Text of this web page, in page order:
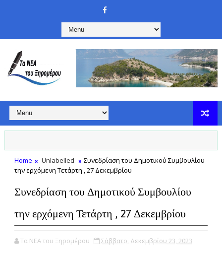
Home Unlabelled
Συνεδρίαση του Δημοτικού Συμβουλίου
την ερχόμενη Τετάρτη , 27 Δεκεμβρίου
Συνεδρίαση του Δημοτικού Συμβουλίου
την ερχόμενη Τετάρτη , 27 Δεκεμβρίου
Τα ΝΕΑ του Ξηρομέρου Σάββατο, Δεκεμβρίου 23, 2023